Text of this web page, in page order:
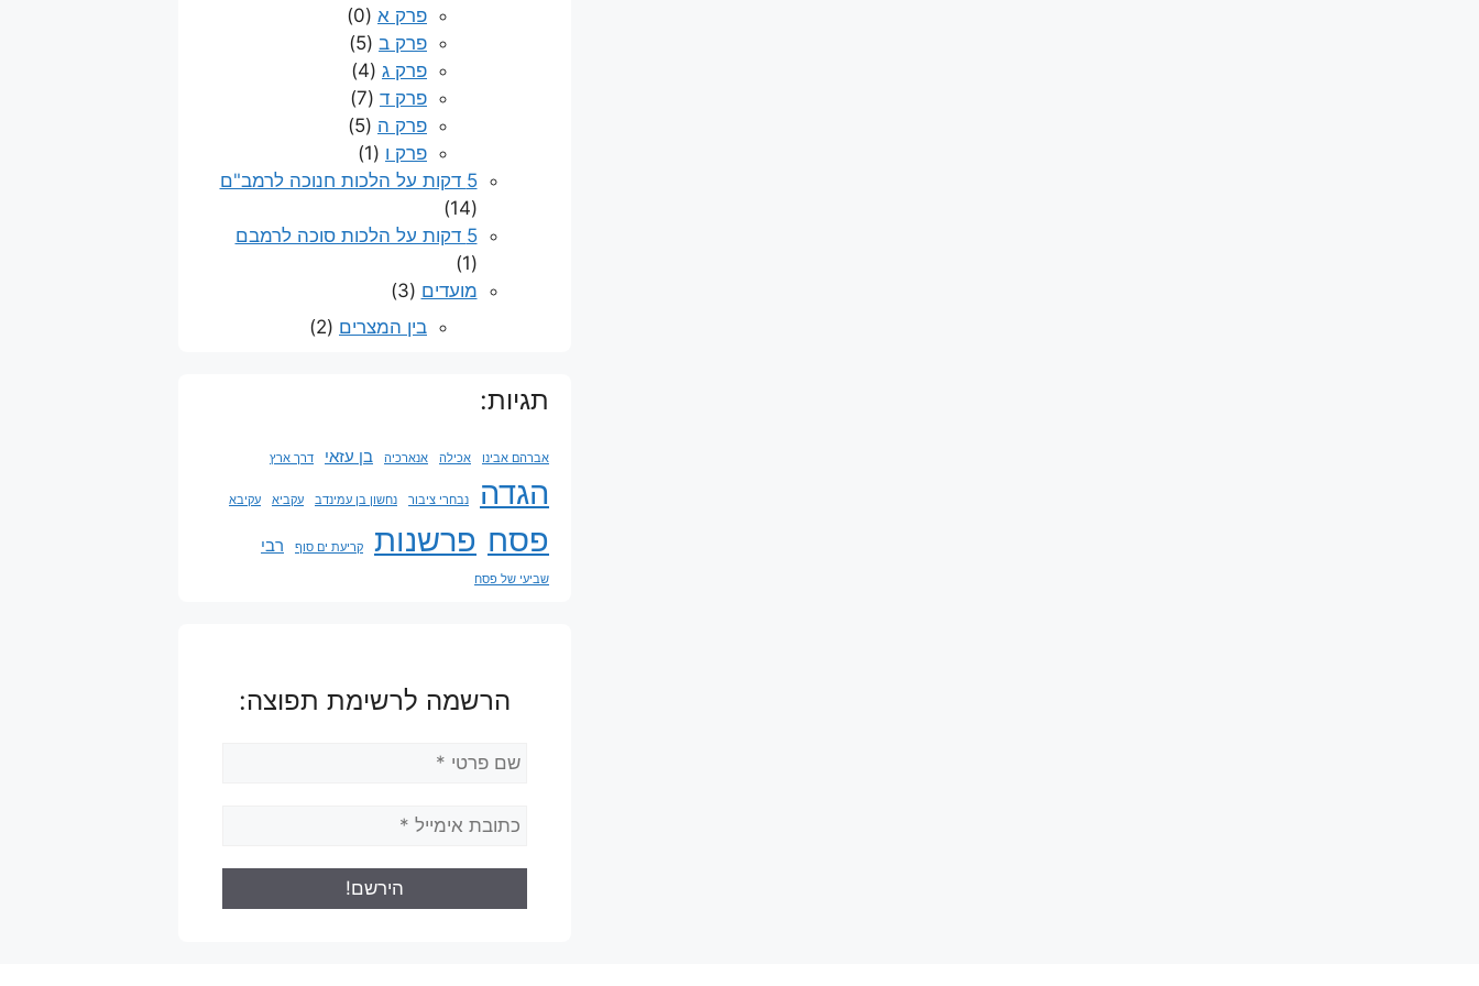
פרק א (0)
פרק ב (5)
פרק ג (4)
פרק ד (7)
פרק ה (5)
פרק ו (1)
5 דקות על הלכות חנוכה לרמב"ם
(14)
5 דקות על הלכות סוכה לרמבם
(1)
מועדים (3)
בין המצרים (2)
תגיות:
אברהם אבינו אכילה אנארכיה בן עזאי דרך ארץ
הגדה נבחרי ציבור נחשון בן עמינדב עקביא עקיבא
פסח פרשנות קריעת ים סוף רבי
שביעי של פסח
הרשמה לרשימת תפוצה: